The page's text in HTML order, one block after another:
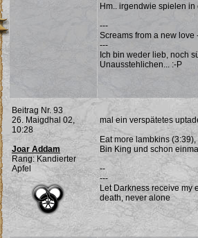
Hm.. irgendwie spielen
---
Screams from a new
---
Ich bin weder lieb, noch
Unausstehlichen... :-P
Beitrag Nr. 93
26. Maigdhal 02,
10:28
Joar Addam
Rang: Kandierter
Apfel
mal ein verspätetes
Eat more lambkins
Bin King und schon
--
---
Let Darkness receive my
death, never alone